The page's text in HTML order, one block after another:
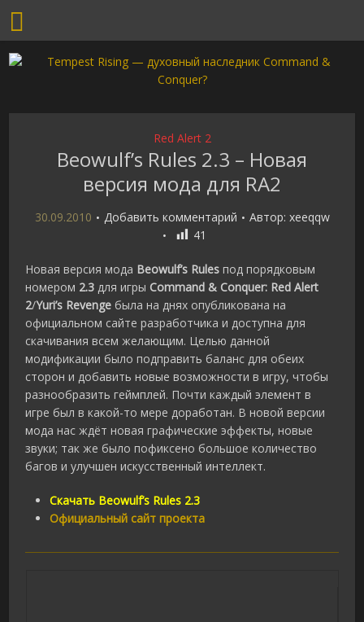
Red Alert 2
Beowulf’s Rules 2.3 – Новая
версия мода для RA2
30.09.2010 Добавить комментарий Автор: xeeqqw
41
Новая версия мода Beowulf’s Rules под порядковым
номером 2.3 для игры Command & Conquer: Red Alert
2/Yuri’s Revenge была на днях опубликована на
официальном сайте разработчика и доступна для
скачивания всем желающим. Целью данной
модификации было подправить баланс для обеих
сторон и добавить новые возможности в игру, чтобы
разнообразить геймплей. Почти каждый элемент в
игре был в какой-то мере доработан. В новой версии
мода нас ждёт новая графические эффекты, новые
звуки; так же было пофиксено большое количество
багов и улучшен искусственный интеллект.
Скачать Beowulf’s Rules 2.3
Официальный сайт проекта